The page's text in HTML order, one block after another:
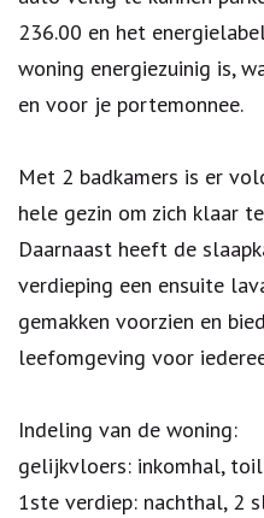
236.00 en het
woning energiezuinig is,
en voor je portemonnee.
Met 2 badkamers is er
hele gezin om zich klaar
Daarnaast heeft de
verdieping een ensuite
gemakken voorzien en
leefomgeving voor
Indeling van de woning:
gelijkvloers: inkomhal,
1ste verdiep: nachthal, 2